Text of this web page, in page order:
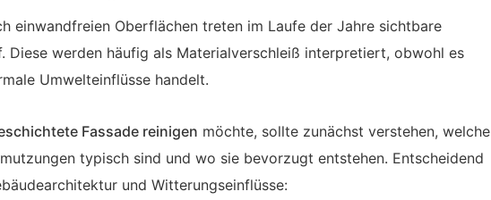
einwandfreien Oberflächen treten im Laufe der Jahre sichtbare
Diese werden häufig als Materialverschleiß interpretiert, obwohl es
Umwelteinflüsse handelt.
Fassade reinigen möchte, sollte zunächst verstehen, welche
typisch sind und wo sie bevorzugt entstehen. Entscheidend
und Witterungseinflüsse: